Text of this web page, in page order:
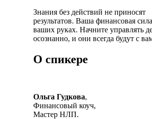
Знания без действий не приносят
результатов. Ваша финансовая
ваших руках. Начните управлять
осознанно, и они всегда будут с
О спикере
Ольга Гудкова,
Финансовый коуч,
Мастер НЛП.